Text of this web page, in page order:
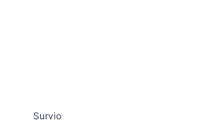
Survio